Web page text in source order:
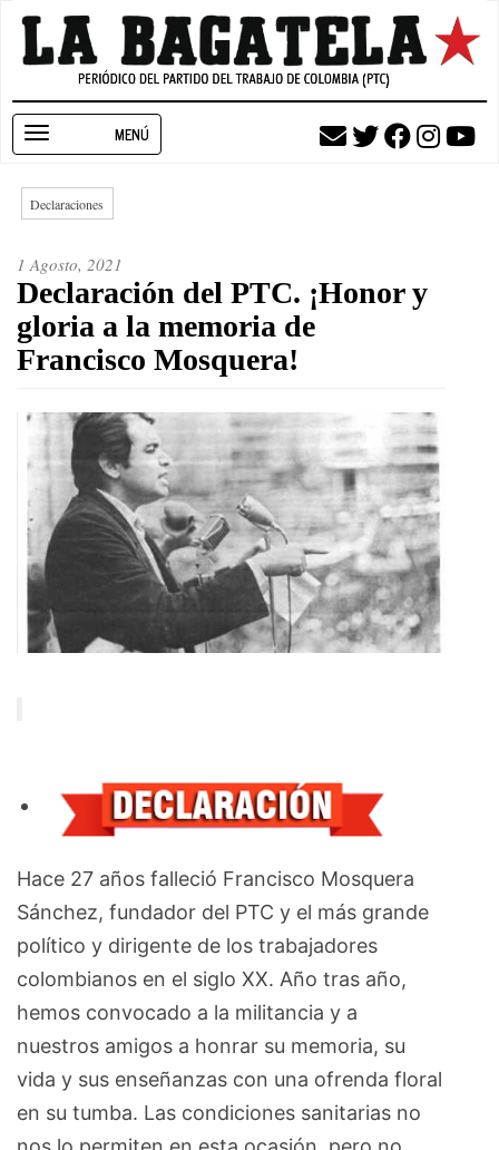
Pasar
contenido
navigation
Declaraciones
1 Agosto, 2021
Declaración del PTC. ¡Honor y
gloria a la memoria de
Francisco Mosquera!
Hace 27 años falleció Francisco Mosquera
Sánchez, fundador del PTC y el más grande
político y dirigente de los trabajadores
colombianos en el siglo XX. Año tras año,
hemos convocado a la militancia y a
nuestros amigos a honrar su memoria, su
vida y sus enseñanzas con una ofrenda floral
en su tumba. Las condiciones sanitarias no